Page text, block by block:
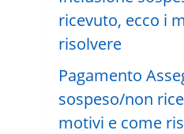
Pagamento
sospeso/non
motivi e come